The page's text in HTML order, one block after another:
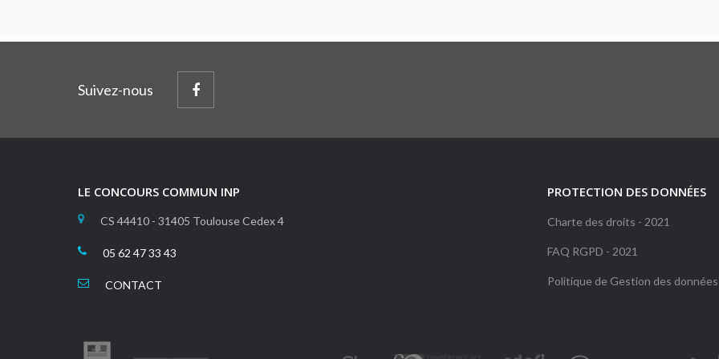
Suivez-nous
LE CONCOURS COMMUN INP
CS 44410 - 31405 Toulouse Cedex 4
05 62 47 33 43
CONTACT
PROTECTION DES DONNÉES
Charte des droits - 2021
FAQ RGPD - 2021
Politique de Gestion des